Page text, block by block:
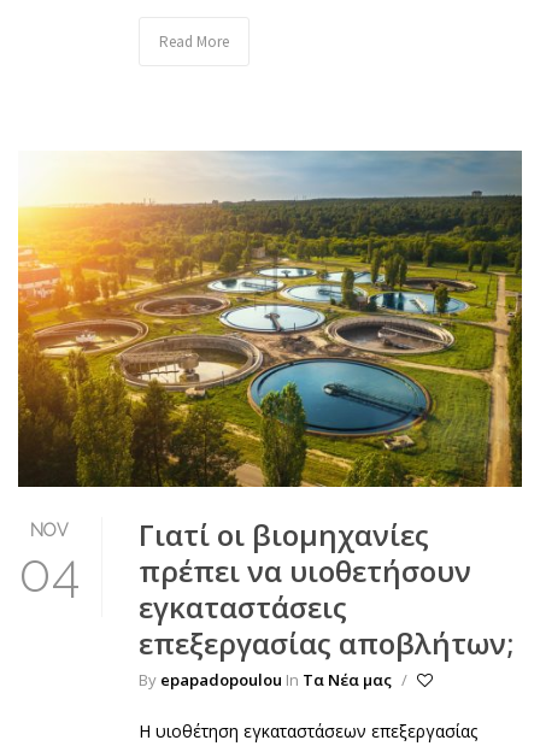
Read More
NOV
04
Γιατί οι βιομηχανίες
πρέπει να υιοθετήσουν
εγκαταστάσεις
επεξεργασίας αποβλήτων;
By epapadopoulou In Τα Νέα μας /
Η υιοθέτηση εγκαταστάσεων επεξεργασίας